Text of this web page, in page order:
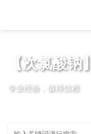
【次氯酸
专业经验，值得信赖